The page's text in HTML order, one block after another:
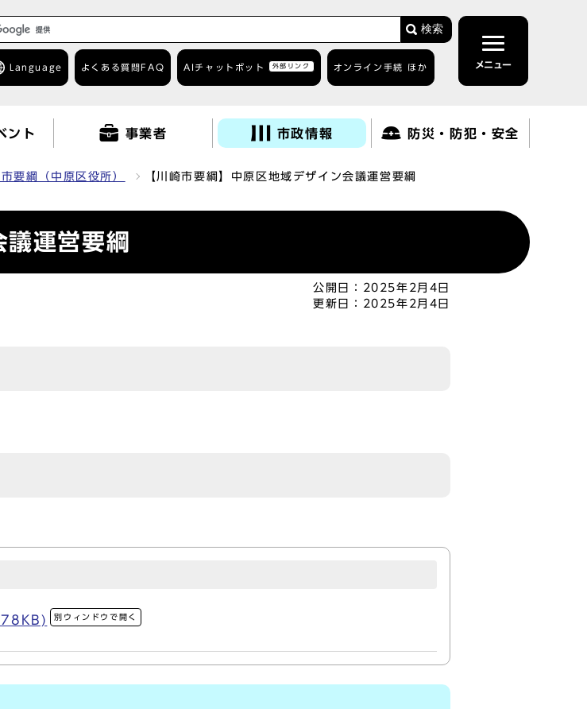
検索
Language よくある質問 FAQ AIチャットボット 外部リンク オンライン手続 ほか メニュー
ント 事業者 市政情報 防災・防犯・安全
要綱（中原区役所） 【川崎市要綱】中原区地域デザイン会議運営要綱
議運営要綱
公開日：
2025年2月4日
更新日：
2025年2月4日
78KB) 別ウィンドウで開く